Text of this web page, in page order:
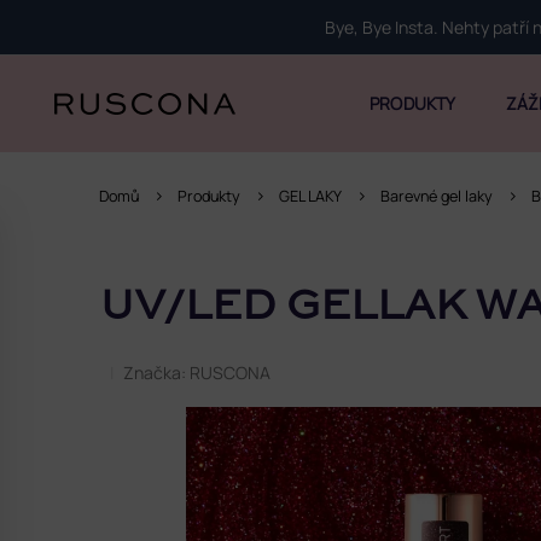
obsah
Bye, Bye Insta. Nehty patří
PRODUKTY
Domů Produkty GEL LAKY Barevné gel laky
o
s
UV/LED GELLAK
Značka: RUSCONA